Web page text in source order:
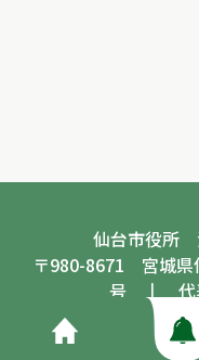
仙台市役所
〒980-8671 宮城県
号 丨 代